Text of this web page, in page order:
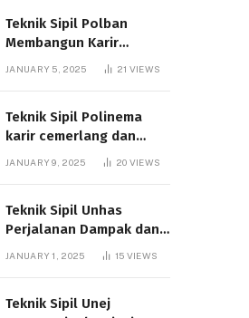
Teknik Sipil Polban
Membangun Karir
Cemerlang Indonesia
JANUARY 5, 2025 21 VIEWS
Teknik Sipil Polinema
karir cemerlang dan
JANUARY 9, 2025 20 VIEWS
Teknik Sipil Unhas
Perjalanan Dampak dan
JANUARY 1, 2025 15 VIEWS
Teknik Sipil Unej